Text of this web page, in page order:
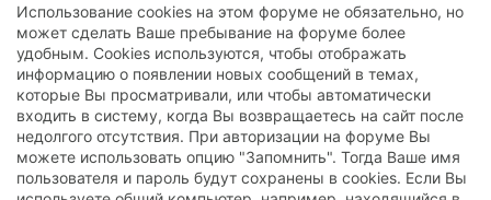
Использование cookies на этом форуме не обязательно, но
может сделать Ваше пребывание на форуме более
удобным. Cookies используются, чтобы отображать
информацию о появлении новых сообщений в темах,
которые Вы просматривали, или чтобы автоматически
входить в систему, когда Вы возвращаетесь на сайт после
недолгого отсутствия. При авторизации на форуме Вы
можете использовать опцию "Запомнить". Тогда Ваше имя
пользователя и пароль будут сохранены в cookies. Если Вы